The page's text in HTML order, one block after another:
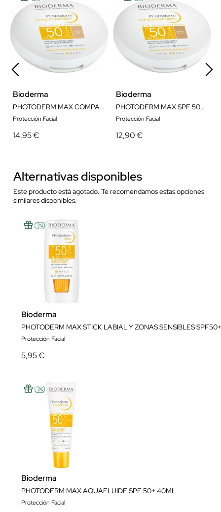
Bioderma
PHOTODERM MAX COMPACT SPF 50+ TONO CLARO UVA24 10GR
Protección Facial
14,95 €
Bioderma
PHOTODERM MAX SPF 50+ COMPACTO DORADO UVA24 10G
Protección Facial
12,90 €
Alternativas disponibles
Este producto está agotado. Te recomendamos estas opciones
similares disponibles.
Bioderma
PHOTODERM MAX STICK LABIAL Y ZONAS SENSIBLES
Protección Facial
5,95 €
Bioderma
PHOTODERM MAX AQUAFLUIDE SPF 50+ 40ML
Protección Facial